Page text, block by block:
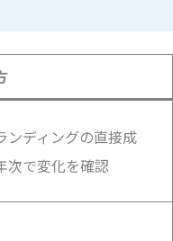
ンディングの直接成
次で変化を確認